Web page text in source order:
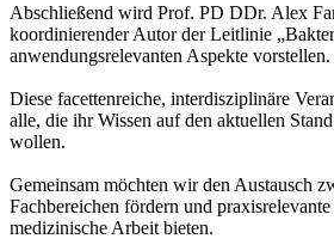
Abschließend wird Prof. PD DDr. Alex
koordinierender Autor der Leitlinie
anwendungsrelevanten Aspekte vorstellen.
Diese facettenreiche, interdisziplinäre
alle, die ihr Wissen auf den aktuellen
wollen.
Gemeinsam möchten wir den Austausch
Fachbereichen fördern und
medizinische Arbeit bieten.